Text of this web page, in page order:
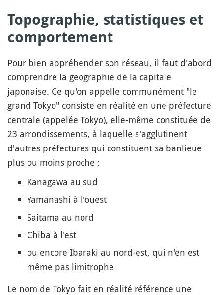
Topographie, statistiques et
comportement
Pour bien appréhender son réseau, il faut d'abord
comprendre la geographie de la capitale
japonaise. Ce qu'on appelle communément "le
grand Tokyo" consiste en réalité en une préfecture
centrale (appelée Tokyo), elle-même constituée de
23 arrondissements, à laquelle s'agglutinent
d'autres préfectures qui constituent sa banlieue
plus ou moins proche :
Kanagawa au sud
Yamanashi à l'ouest
Saitama au nord
Chiba à l'est
ou encore Ibaraki au nord-est, qui n'en est
même pas limitrophe
Le nom de Tokyo fait en réalité référence une